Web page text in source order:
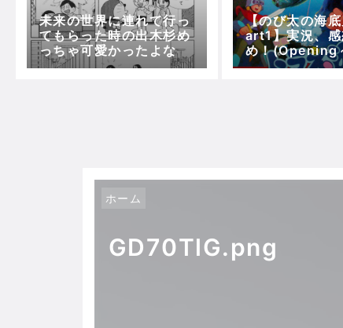
未来の世界に連れて行っ
てもらった時の出木杉め
っちゃ可愛かったよな
【のび太の海
art1】実況、
め！(Opening
海底旅行へ)【
ホーム
GD70TlG.png